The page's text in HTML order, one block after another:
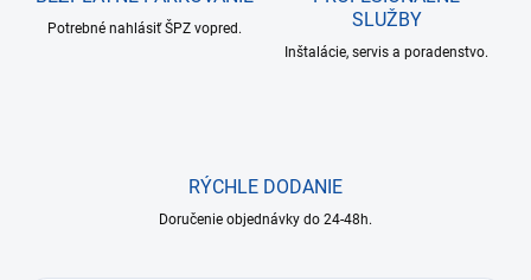
Potrebné nahlásiť ŠPZ vopred.
SLUŽBY
Inštalácie, servis a poradenstvo.
RÝCHLE DODANIE
Doručenie objednávky do 24-48h.